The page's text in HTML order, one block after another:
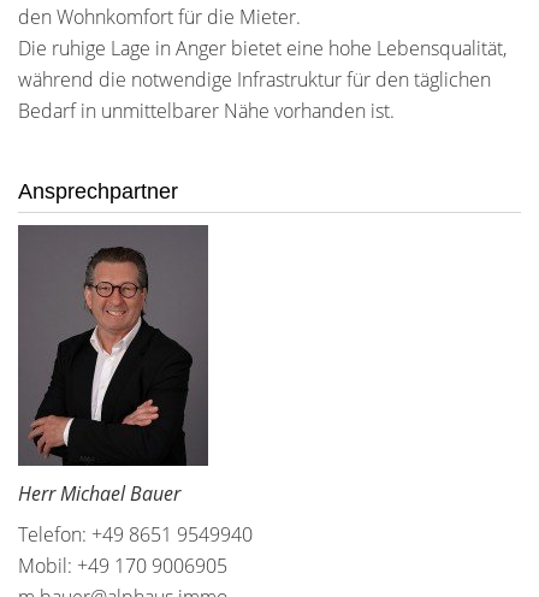
den Wohnkomfort für die Mieter.
Die ruhige Lage in Anger bietet eine hohe Lebensqualität,
während die notwendige Infrastruktur für den täglichen
Bedarf in unmittelbarer Nähe vorhanden ist.
Ansprechpartner
Herr Michael Bauer
Telefon: +49 8651 9549940
Mobil: +49 170 9006905